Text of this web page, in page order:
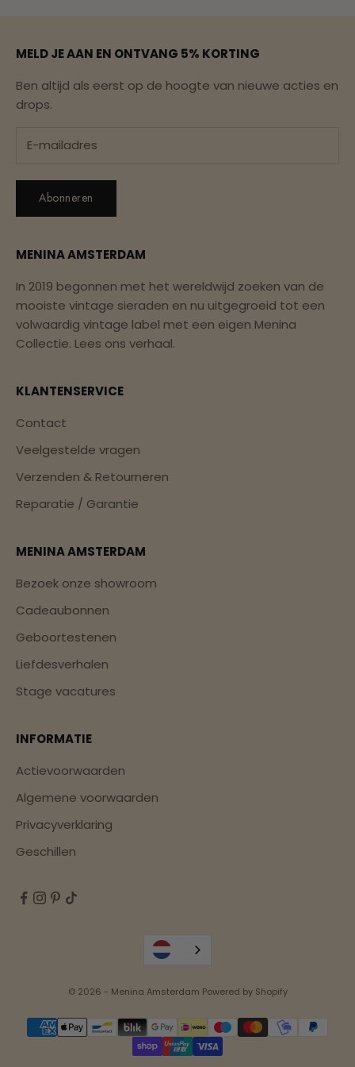
MELD JE AAN EN ONTVANG 5% KORTING
Ben altijd als eerst op de hoogte van nieuwe acties en
drops.
Abonneren
MENINA AMSTERDAM
In 2019 begonnen met het wereldwijd zoeken van de
mooiste vintage sieraden en nu uitgegroeid tot een
volwaardig vintage label met een eigen Menina
Collectie. Lees ons verhaal.
KLANTENSERVICE
Contact
Veelgestelde vragen
Verzenden & Retourneren
Reparatie / Garantie
MENINA AMSTERDAM
Bezoek onze showroom
Cadeaubonnen
Geboortestenen
Liefdesverhalen
Stage vacatures
INFORMATIE
Actievoorwaarden
Algemene voorwaarden
Privacyverklaring
Geschillen
© 2026 - Menina Amsterdam Powered by Shopify